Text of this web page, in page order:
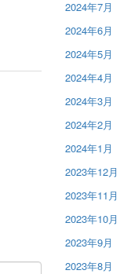
2024年7月
2024年6月
2024年5月
2024年4月
2024年3月
2024年2月
2024年1月
2023年12月
2023年11月
2023年10月
2023年9月
2023年8月